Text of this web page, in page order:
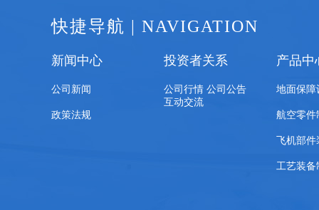
快捷导航 | NAVIGATION
新闻中心
公司新闻
政策法规
投资者关系
公司行情 公司公告
互动交流
产品中
地面保障
航空零件
飞机部
工艺装备